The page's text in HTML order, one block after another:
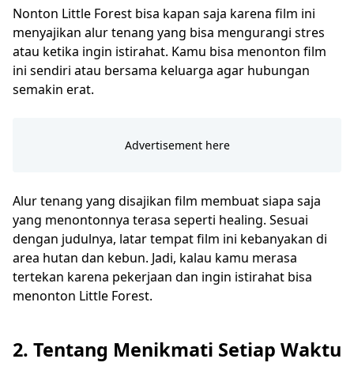
Nonton Little Forest bisa kapan saja karena film ini
menyajikan alur tenang yang bisa mengurangi stres
atau ketika ingin istirahat. Kamu bisa menonton film
ini sendiri atau bersama keluarga agar hubungan
semakin erat.
Alur tenang yang disajikan film membuat siapa saja
yang menontonnya terasa seperti healing. Sesuai
dengan judulnya, latar tempat film ini kebanyakan di
area hutan dan kebun. Jadi, kalau kamu merasa
tertekan karena pekerjaan dan ingin istirahat bisa
menonton Little Forest.
2. Tentang Menikmati Setiap Waktu